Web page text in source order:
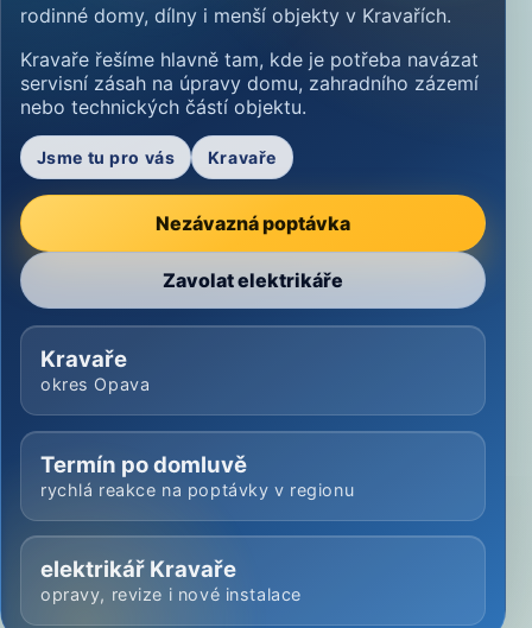
rodinné domy, dílny i menší objekty v Kravařích.
Kravaře řešíme hlavně tam, kde je potřeba navázat
servisní zásah na úpravy domu, zahradního zázemí
nebo technických částí objektu.
Jsme tu pro vás Kravaře
Nezávazná poptávka
Zavolat elektrikáře
Kravaře
okres Opava
Termín po domluvě
rychlá reakce na poptávky v regionu
elektrikář Kravaře
opravy, revize i nové instalace